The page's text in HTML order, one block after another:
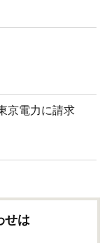
京電力に請求
せは